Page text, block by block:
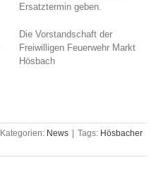
Ersatztermin geben.
Die Vorstandschaft der
Freiwilligen Feuerwehr Markt
Hösbach
Kategorien: News | Tags: Hösbacher